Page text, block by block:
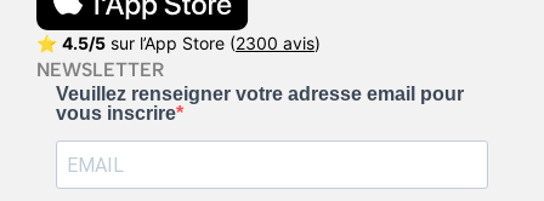
⭐ 4.5/5 sur l’App Store (2300 avis)
NEWSLETTER
Veuillez renseigner votre adresse email pour
vous inscrire